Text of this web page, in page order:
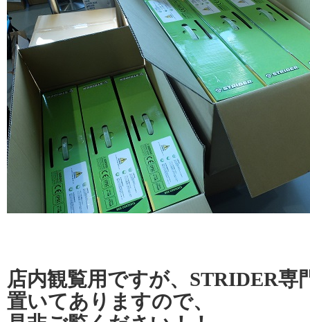
店内観覧用ですが、STRIDER専
置いてありますので、